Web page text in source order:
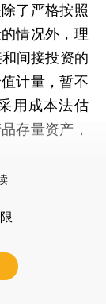
了严格按照
情况外，理
间接投资的
计量，暂不
用成本法估
存量资产，